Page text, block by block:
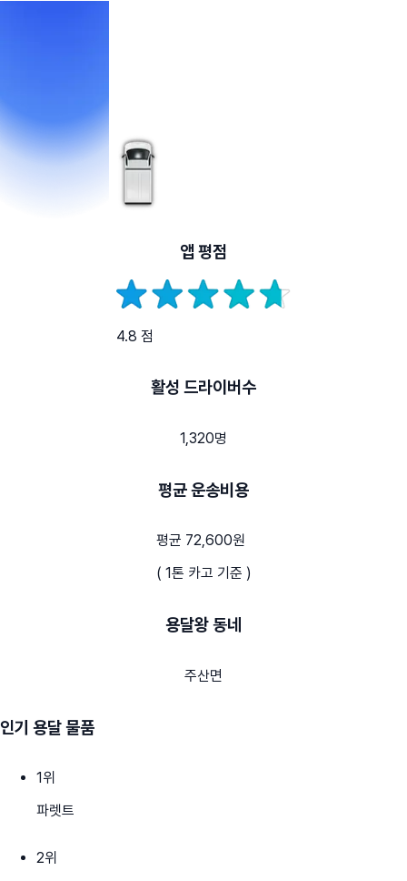
앱 평점
4.8 점
활성 드라이버수
1,320명
평균 운송비용
평균 72,600원
( 1톤 카고 기준 )
용달왕 동네
주산면
인기 용달 물품
1위
파렛트
2위